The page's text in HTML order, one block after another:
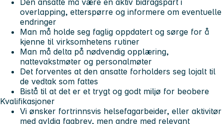
overlapping, etterspørre og informere om eventuelle
endringer
Man må holde seg faglig oppdatert og sørge for å
kjenne til virksomhetens rutiner
Man må delta på nødvendig opplæring,
nattevakstmøter og personalmøter
Det forventes at den ansatte forholders seg lojalt til
de vedtak som fattes
Bistå til at det er et trygt og godt miljø for beobere
Kvalifikasjoner
Vi ønsker fortrinnsvis helsefagarbeider, eller aktivitør
med gyldig fagbrev, men andre med relevant